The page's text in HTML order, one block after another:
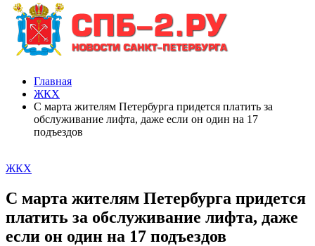
Главная
ЖКХ
С марта жителям Петербурга придется платить за
обслуживание лифта, даже если он один на 17
подъездов
ЖКХ
С марта жителям Петербурга придется
платить за обслуживание лифта, даже
если он один на 17 подъездов